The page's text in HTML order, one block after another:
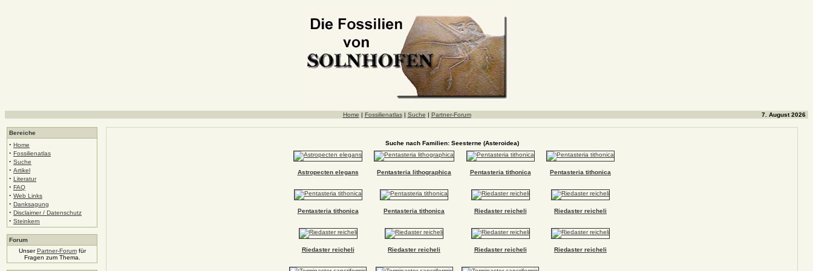
Home | Fossilienatlas| Suche | Partner-Forum 7. August 2026
Bereiche
· Home
· Fossilienatlas
· Suche
· Artikel
· Literatur
· FAQ
· Web Links
· Danksagung
· Disclaimer / Datenschutz
· Steinkern
Forum
UnserPartner-Forumfür
Fragen zum Thema.
Suche nach Familien: Seesterne (Asteroidea)
Astropecten elegans Pentasteria lithographica Pentasteria tithonica Pentasteria tithonica
Pentasteria tithonica Pentasteria tithonica Riedaster reicheli Riedaster reicheli
Riedaster reicheli Riedaster reicheli Riedaster reicheli Riedaster reicheli